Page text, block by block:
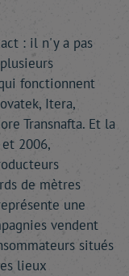
: il n'y a pas
fonctionnent
Itera,
Transnafta. Et la
2006,
de mètres
une
vendent
situés
lieux